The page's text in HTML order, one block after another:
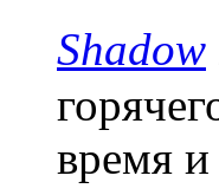
Shadow
время и